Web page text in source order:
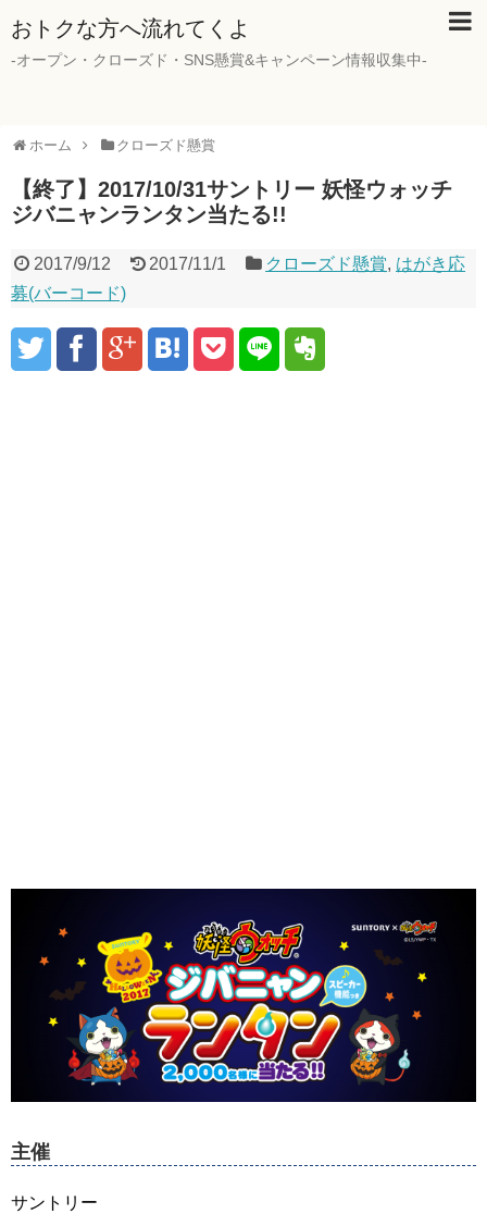
おトクな方へ流れてくよ
-オープン・クローズド・SNS懸賞&キャンペーン情報収集中-
ホーム クローズド懸賞
【終了】2017/10/31サントリー 妖怪ウォッチ
ジバニャンランタン当たる!!
2017/9/12 2017/11/1 クローズド懸賞, はがき応
募(バーコード)
主催
サントリー